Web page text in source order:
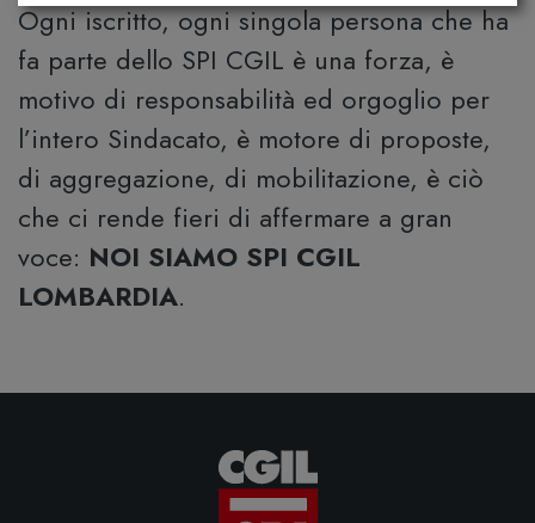
Ogni iscritto, ogni singola persona che ha
fa parte dello SPI CGIL è una forza, è
motivo di responsabilità ed orgoglio per
l’intero Sindacato, è motore di proposte,
di aggregazione, di mobilitazione, è ciò
che ci rende fieri di affermare a gran
voce: NOI SIAMO SPI CGIL
LOMBARDIA.